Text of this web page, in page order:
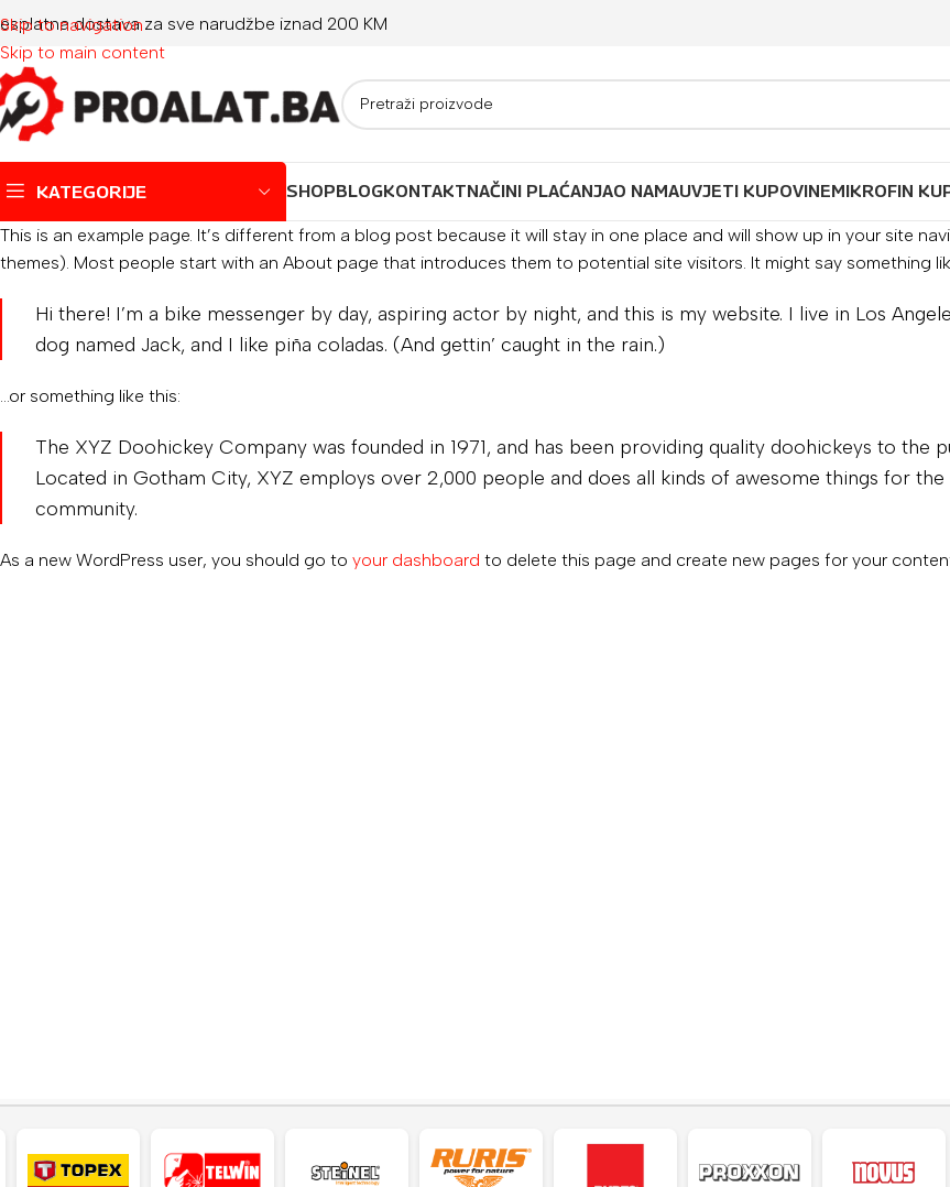
Skip to navigation
Skip to main content
dostava za sve narudžbe iznad 200 KM
KATEGORIJE
Montažni bazeni
Dječji bazeni
Jacuzzi
SHOPBLOGKONTAKTNAČINI PLAĆANJAO NAMAUVJETI KUPOVINEMIKROFIN
This is an example page. It’s different from a blog post because it will stay in one place and will show up in your site
themes). Most people start with an About page that introduces them to potential site visitors. It might say something
Hi there! I’m a bike messenger by day, aspiring actor by night, and this is my website. I live in Los
dog named Jack, and I like piña coladas. (And gettin’ caught in the rain.)
…or something like this:
The XYZ Doohickey Company was founded in 1971, and has been providing quality doohickeys to the
Located in Gotham City, XYZ employs over 2,000 people and does all kinds of awesome things for
community.
As a new WordPress user, you should go to your dashboard to delete this page and create new pages for your